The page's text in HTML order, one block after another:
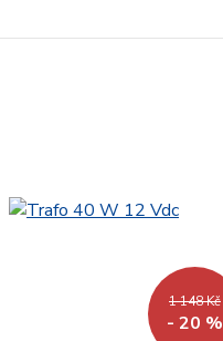
1 148 Kč
- 20 %